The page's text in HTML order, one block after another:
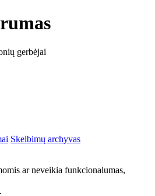
gerbėjai
Skelbimų archyvas
ar neveikia funkcionalumas,